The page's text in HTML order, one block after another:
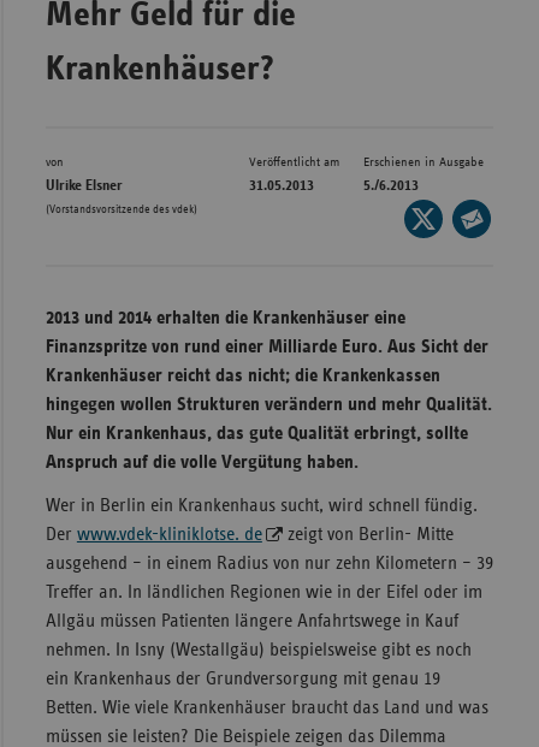
Hessen
Mehr Geld für die
Krankenhäuser?
von
Ulrike Elsner
(Vorstandsvorsitzende des vdek)
Veröffentlicht am
31.05.2013
Erschienen in Ausgabe
5./6.2013
Seite
auf
Mail
2013 und 2014 erhalten die Krankenhäuser eine
Finanzspritze von rund einer Milliarde Euro. Aus Sicht der
Krankenhäuser reicht das nicht; die Krankenkassen
hingegen wollen Strukturen verändern und mehr Qualität.
Nur ein Krankenhaus, das gute Qualität erbringt, sollte
Anspruch auf die volle Vergütung haben.
Wer in Berlin ein Krankenhaus sucht, wird schnell fündig.
Der www.vdek-kliniklotse. de
zeigt von Berlin- Mitte
ausgehend – in einem Radius von nur zehn Kilometern – 39
Treffer an. In ländlichen Regionen wie in der Eifel oder im
Allgäu müssen Patienten längere Anfahrtswege in Kauf
nehmen. In Isny (Westallgäu) beispielsweise gibt es noch
ein Krankenhaus der Grundversorgung mit genau 19
Betten. Wie viele Krankenhäuser braucht das Land und was
müssen sie leisten? Die Beispiele zeigen das Dilemma